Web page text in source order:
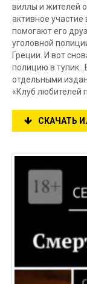
виллы и жителей
активное
помогают его
уголовной
Греции. И вот
полицию в
отдельными
«Клуб любителей
СКАЧАТЬ